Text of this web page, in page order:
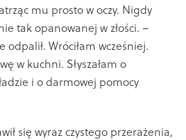
mu prosto w oczy. Nigdy
tak opanowanej w złości. –
Wróciłam wcześniej.
w kuchni. Słyszałam o
i o darmowej pomocy
się wyraz czystego przerażenia,